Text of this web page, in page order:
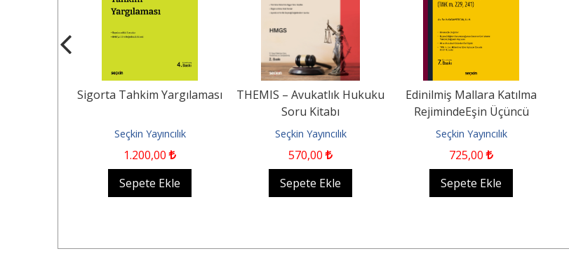
Sigorta Tahkim Yargılaması
Seçkin Yayıncılık
1.200,00
Sepete Ekle
THEMIS – Avukatlık Hukuku
Soru Kitabı
Seçkin Yayıncılık
570,00
Sepete Ekle
Edinilmiş Mallara Katılma
RejimindeEşin Üçüncü
Kişilere Karşı Dava Hakkı...
Seçkin Yayıncılık
725,00
Sepete Ekle